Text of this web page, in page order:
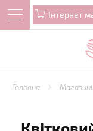
Iнтернет
Головна